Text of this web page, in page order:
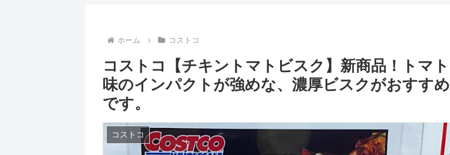
ホーム コストコ
コストコ【チキントマトビスク】新商品！トマト
味のインパクトが強めな、濃厚ビスクがおすすめ
です。
コストコ